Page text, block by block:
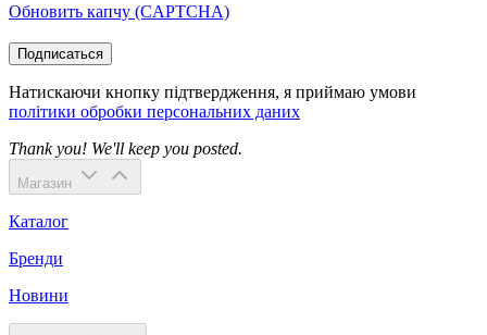
Обновить капчу (CAPTCHA)
Подписаться
Натискаючи кнопку підтвердження, я приймаю умови
політики обробки персональних даних
Thank you! We'll keep you posted.
Магазин
Каталог
Бренди
Новини